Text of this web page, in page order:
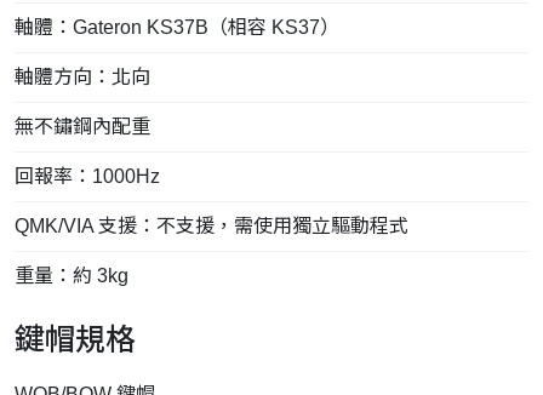
軸體：Gateron KS37B（相容 KS37）
軸體方向：北向
無不鏽鋼內配重
回報率：1000Hz
QMK/VIA 支援：不支援，需使用獨立驅動程式
重量：約 3kg
鍵帽規格